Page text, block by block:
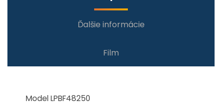
Ďalšie informácie
Film
Model LPBF48250